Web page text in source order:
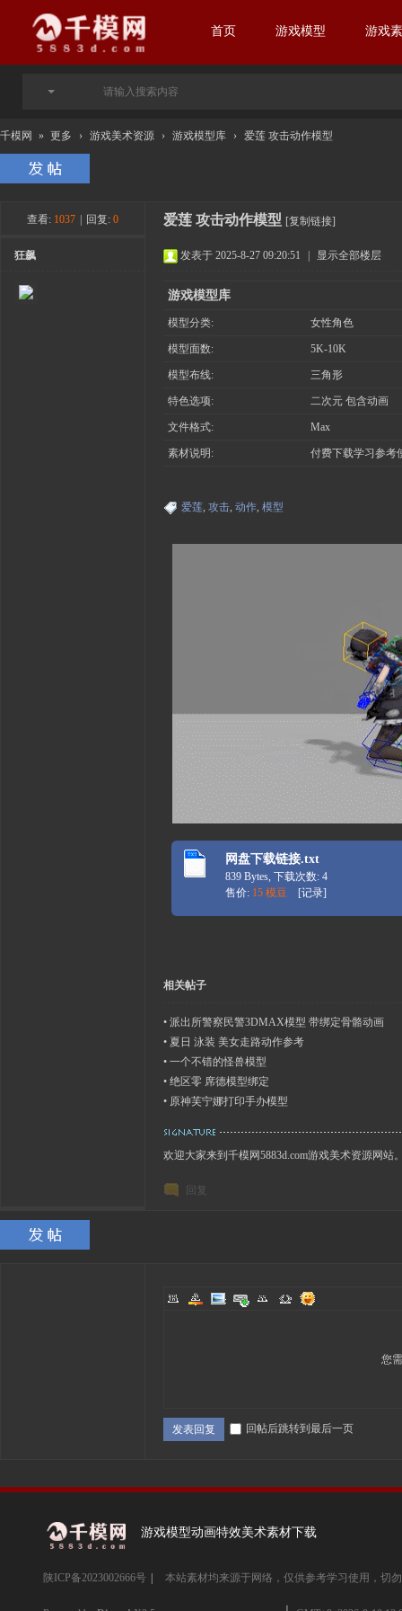
首页 游戏模型 游戏
千模网 » 更多 › 游戏美术资源 › 游戏模型库 › 爱莲 攻击动作模型
查看: 1037 回复: 0 爱莲 攻击动作模型 [复制链接]
狂飙 发表于 2025-8-27 09:20:51 显示全部楼层
游戏模型库
模型分类: 女性角色
模型面数: 5K-10K
模型布线: 三角形
特色选项: 二次元 包含动画
文件格式: Max
素材说明: 付费下载学习参考
爱莲, 攻击, 动作, 模型
网盘下载链接.txt
839 Bytes, 下载次数: 4
售价: 15 模豆 [记录]
相关帖子
• 派出所警察民警3DMAX模型 带绑定骨骼动画
• 夏日 泳装 美女走路动作参考
• 一个不错的怪兽模型
• 绝区零 席德模型绑定
• 原神芙宁娜打印手办模型
欢迎大家来到千模网5883d.com游戏美术资源网站
回复
您
发表回复 回帖后跳转到最后一页
游戏模型动画特效美术素材下载
陕ICP备2023002666号 本站素材均来源于网络，仅供参考学习使用，切